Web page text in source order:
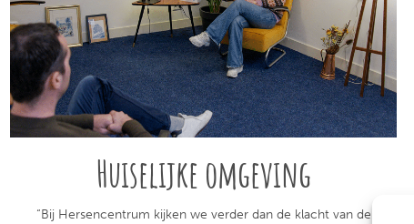
Huiselijke omgeving
“Bij Hersencentrum kijken we verder dan de klacht van de